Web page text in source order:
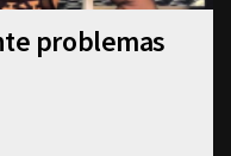
problemas